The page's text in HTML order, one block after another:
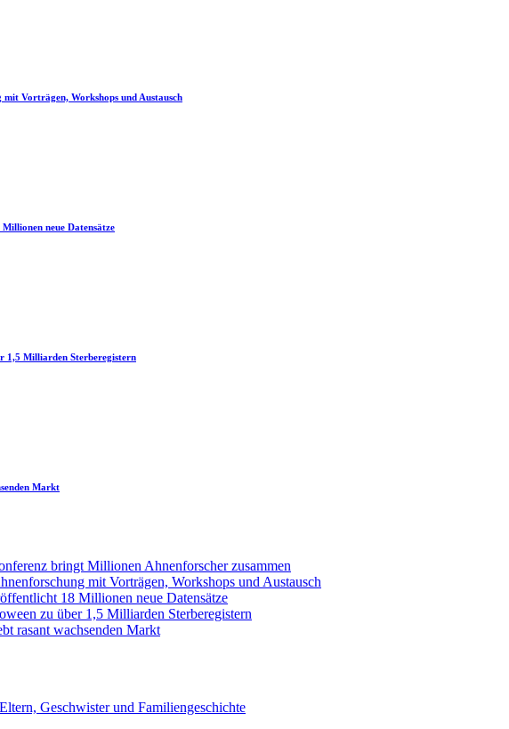
Vorträgen, Workshops und Austausch
neue Datensätze
1,5 Milliarden Sterberegistern
Markt
bringt Millionen Ahnenforscher zusammen
mit Vorträgen, Workshops und Austausch
18 Millionen neue Datensätze
zu über 1,5 Milliarden Sterberegistern
rasant wachsenden Markt
Geschwister und Familiengeschichte